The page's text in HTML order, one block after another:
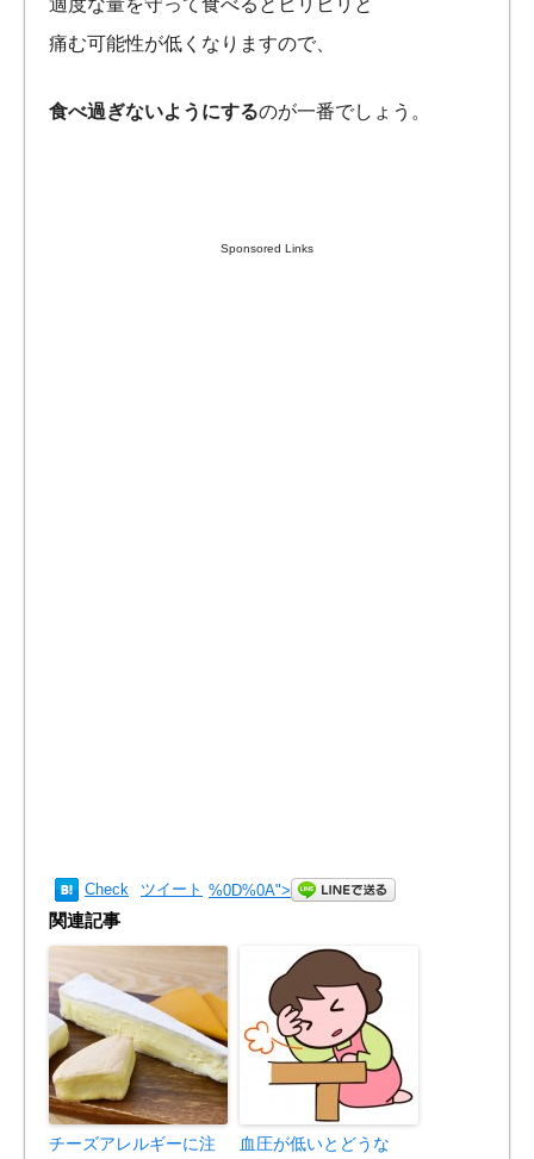
適度な量を守って食べるとヒリヒリと
痛む可能性が低くなりますので、
食べ過ぎないようにするのが一番でしょう。
Sponsored Links
Check ツイート %0D%0A">
関連記事
チーズアレルギーに注
血圧が低いとどうな